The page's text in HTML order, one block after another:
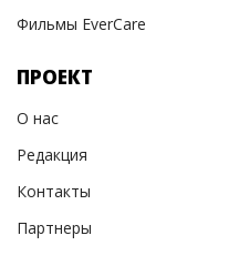
Фильмы EverCare
ПРОЕКТ
О нас
Редакция
Контакты
Партнеры